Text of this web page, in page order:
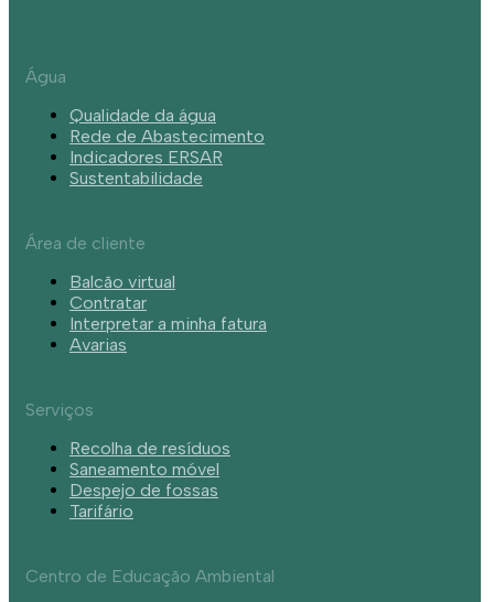
Água
Qualidade da água
Rede de Abastecimento
Indicadores ERSAR
Sustentabilidade
Área de cliente
Balcão virtual
Contratar
Interpretar a minha fatura
Avarias
Serviços
Recolha de resíduos
Saneamento móvel
Despejo de fossas
Tarifário
Centro de Educação Ambiental